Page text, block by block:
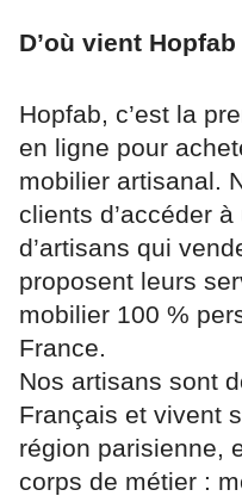
D’où vient Hopfab
Hopfab, c’est la
en ligne pour
mobilier artisanal.
clients d’accéder
d’artisans qui
proposent leurs
mobilier 100 %
France.
Nos artisans sont
Français et vivent
région parisienne,
corps de métier :